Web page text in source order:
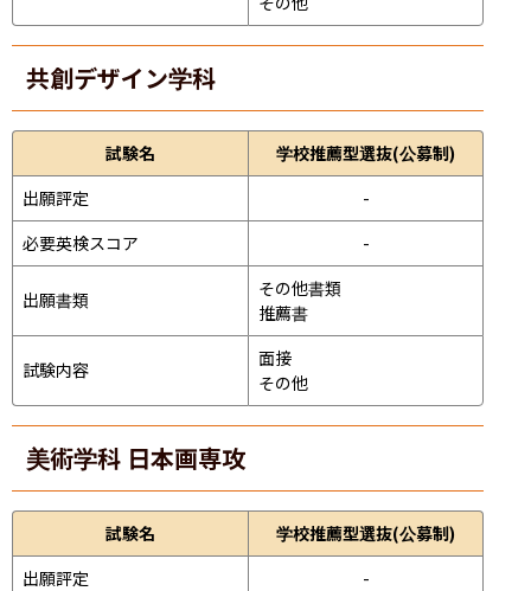
共創デザイン学科
試験名
学校推薦型選抜(公募制)
出願評定
-
必要英検スコア
-
出願書類
その他書類
推薦書
試験内容
面接
その他
美術学科 日本画専攻
試験名
学校推薦型選抜(公募制)
出願評定
-